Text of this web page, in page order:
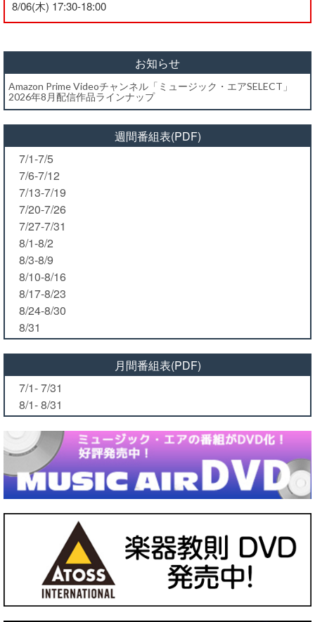
8/06(木) 17:30-18:00
お知らせ
Amazon Prime Videoチャンネル「ミュージック・エアSELECT」
2026年8月配信作品ラインナップ
週間番組表(PDF)
7/1-7/5
7/6-7/12
7/13-7/19
7/20-7/26
7/27-7/31
8/1-8/2
8/3-8/9
8/10-8/16
8/17-8/23
8/24-8/30
8/31
月間番組表(PDF)
7/1- 7/31
8/1- 8/31